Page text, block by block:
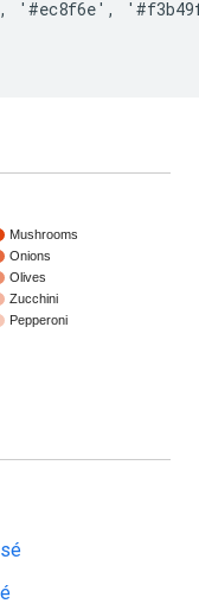
'#ec8f6e',